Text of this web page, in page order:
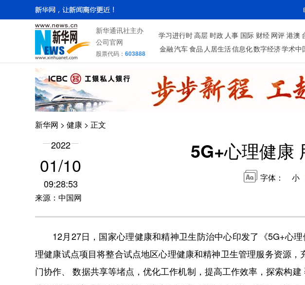
新华通讯社主办
公司官网
股票代码： 603888
学习进行时高层 时政 人事 国际 财经 网评 港澳
金融汽车食品 人居生活信息化数字经济学术中
新华网 > 健康 > 正文
2022
01/10
09:28:53
来源：中国网
5G+心理健康
字体： 小
12月27日，国家心理健康和精神卫生防治中心印发了《5G+心
理健康试点项目将整合试点地区心理健康和精神卫生管理服务资源
门协作、 数据共享等堵点，优化工作机制，提高工作效率，探索构